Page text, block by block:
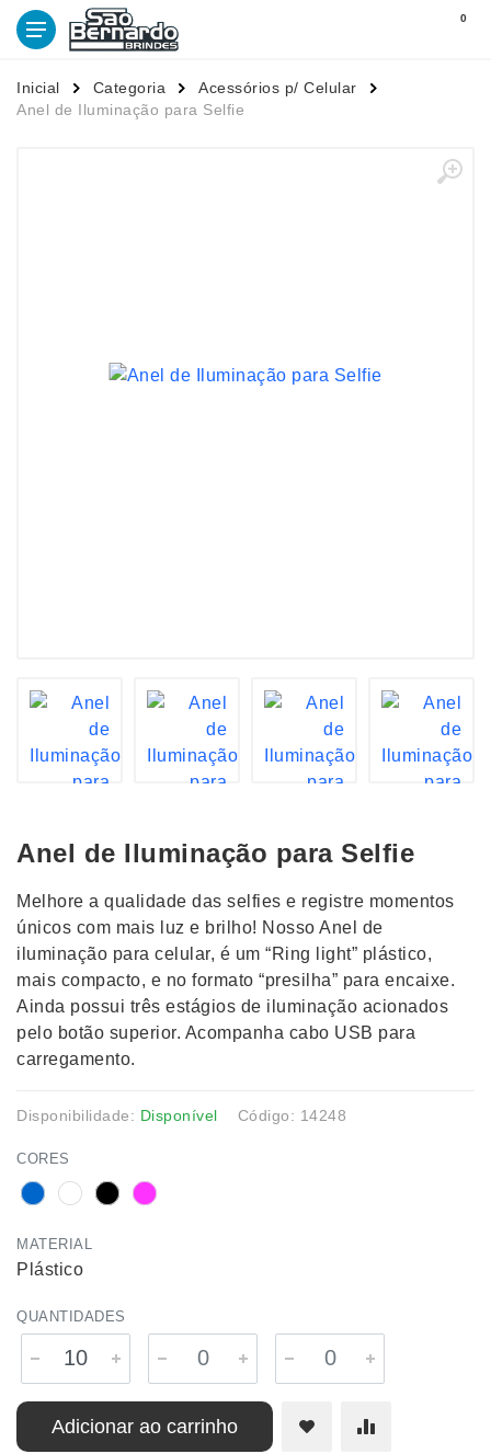
0
Inicial Categoria
Acessórios p/ Celular
Anel de Iluminação para Selfie
Anel de Iluminação para Selfie
Melhore a qualidade das selfies e registre momentos
únicos com mais luz e brilho! Nosso Anel de
iluminação para celular, é um “Ring light” plástico,
mais compacto, e no formato “presilha” para encaixe.
Ainda possui três estágios de iluminação acionados
pelo botão superior. Acompanha cabo USB para
carregamento.
Disponibilidade: Disponível Código: 14248
CORES
MATERIAL
Plástico
QUANTIDADES
Adicionar ao carrinho